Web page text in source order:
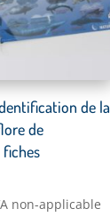
de la
de
fiches
non-applicable